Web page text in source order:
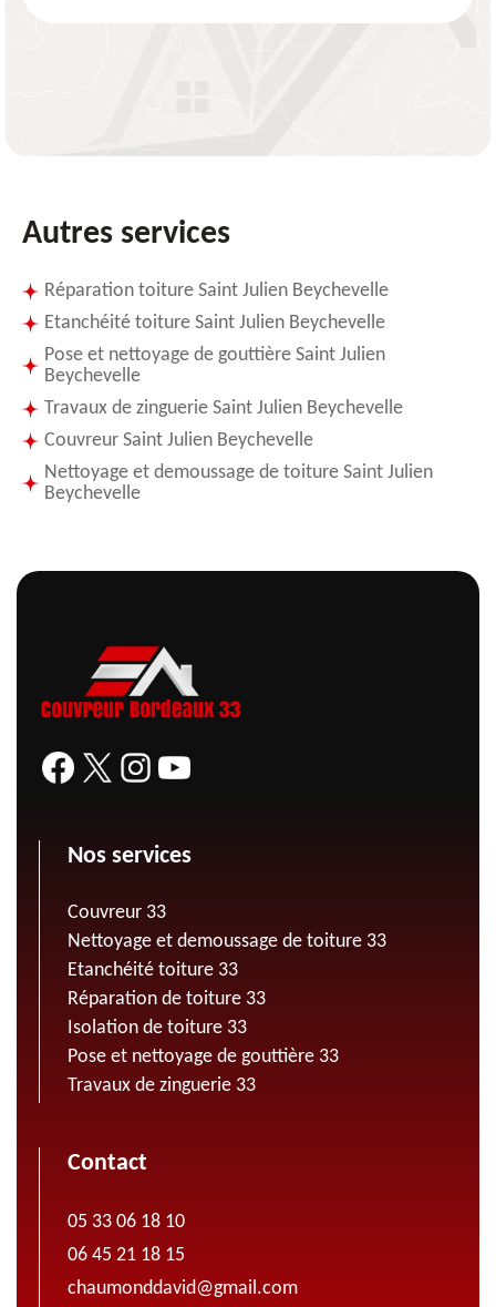
Autres services
Réparation toiture Saint Julien Beychevelle
Etanchéité toiture Saint Julien Beychevelle
Pose et nettoyage de gouttière Saint Julien
Beychevelle
Travaux de zinguerie Saint Julien Beychevelle
Couvreur Saint Julien Beychevelle
Nettoyage et demoussage de toiture Saint Julien
Beychevelle
Nos services
Couvreur 33
Nettoyage et demoussage de toiture 33
Etanchéité toiture 33
Réparation de toiture 33
Isolation de toiture 33
Pose et nettoyage de gouttière 33
Travaux de zinguerie 33
Contact
05 33 06 18 10
06 45 21 18 15
chaumonddavid@gmail.com